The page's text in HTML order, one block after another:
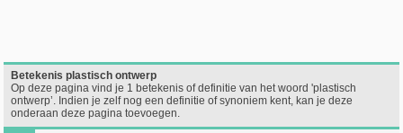
Betekenis plastisch ontwerp
Op deze pagina vind je 1 betekenis of definitie van het woord 'plastisch
ontwerp’. Indien je zelf nog een definitie of synoniem kent, kan je deze
onderaan deze pagina toevoegen.